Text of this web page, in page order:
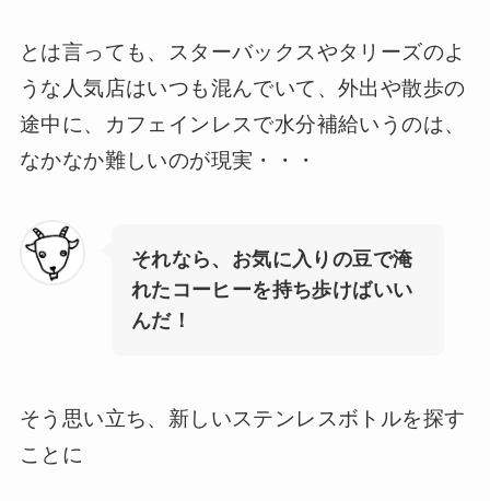
とは言っても、スターバックスやタリーズのよ
うな人気店はいつも混んでいて、外出や散歩の
途中に、カフェインレスで水分補給いうのは、
なかなか難しいのが現実・・・
それなら、お気に入りの豆で淹
れたコーヒーを持ち歩けばいい
んだ！
そう思い立ち、新しいステンレスボトルを探す
ことに